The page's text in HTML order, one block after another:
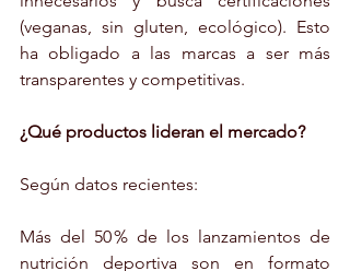
(veganas, sin gluten, ecológico). Esto
ha obligado a las marcas a ser más
transparentes y competitivas.
¿Qué productos lideran el mercado?
Según datos recientes:
Más del 50 % de los lanzamientos de
nutrición deportiva son en formato